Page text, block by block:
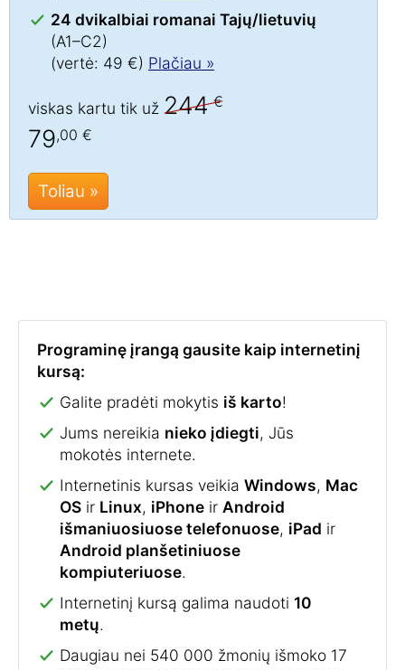
24 dvikalbiai romanai Tajų/lietuvių
(A1–C2)
(vertė: 49 €) Plačiau »
viskas kartu tik už 244€
79,00 €
Toliau »
Programinę įrangą gausite kaip internetinį
kursą:
Galite pradėti mokytis iš karto!
Jums nereikia nieko įdiegti, Jūs
mokotės internete.
Internetinis kursas veikia Windows, Mac
OS ir Linux, iPhone ir Android
išmaniuosiuose telefonuose, iPad ir
Android planšetiniuose
kompiuteriuose.
Internetinį kursą galima naudoti 10
metų.
Daugiau nei 540 000 žmonių išmoko 17